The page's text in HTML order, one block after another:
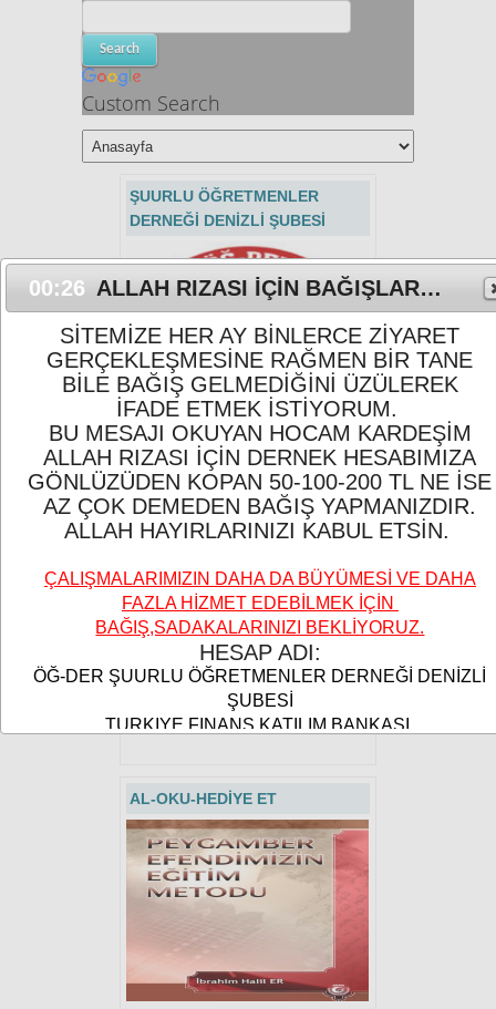
Custom Search
ŞUURLU ÖĞRETMENLER
DERNEĞİ DENİZLİ ŞUBESİ
SADAKA VE BAĞIŞLARINIZI
BEKLİYORUZ 1 TL BİLE OLSA!
MİLLİ ŞUUR DERGİSİ
ABONE OLABİLİRSİNİZ.
AL-OKU-HEDİYE ET
00:26 ALLAH RIZASI İÇİN BAĞIŞLARINIZI BEKLİYORUZ
SİTEMİZE HER AY BİNLERCE ZİYARET
GERÇEKLEŞMESİNE RAĞMEN BİR TANE
BİLE BAĞIŞ GELMEDİĞİNİ ÜZÜLEREK
İFADE ETMEK İSTİYORUM.
BU MESAJI OKUYAN HOCAM KARDEŞİM
ALLAH RIZASI İÇİN DERNEK HESABIMIZA
GÖNLÜZÜDEN KOPAN 50-100-200 TL NE İSE
AZ ÇOK DEMEDEN BAĞIŞ YAPMANIZDIR.
ALLAH HAYIRLARINIZI KABUL ETSİN.
ÇALIŞMALARIMIZIN DAHA DA BÜYÜMESİ VE DAHA
FAZLA HİZMET EDEBİLMEK İÇİN
BAĞIŞ,SADAKALARINIZI BEKLİYORUZ.
HESAP ADI:
ÖĞ-DER ŞUURLU ÖĞRETMENLER DERNEĞİ DENİZLİ
ŞUBESİ
TURKIYE FINANS KATILIM BANKASI